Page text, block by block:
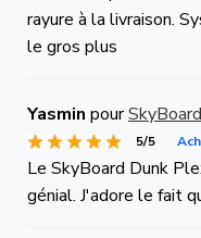
rayure à la livraison.
le gros plus
Yasmin pour
5/5
Le SkyBoard Dunk
génial. J'adore le fait